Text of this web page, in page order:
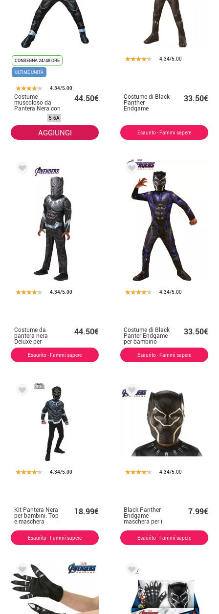
CONSEGNA 24/48 ORE
ULTIME UNITÀ
4.34/5.00
Costume
muscoloso da
Pantera Nera con
maschera deluxe
44.50€
5-6A
AGGIUNGI
4.34/5.00
Costume di Black
Panther
Endgame
classico per
33.50€
Esaurito - Fammi sapere
4.34/5.00
Costume da
pantera nera
Deluxe per
bambini e
ragazzi
44.50€
Esaurito - Fammi sapere
4.34/5.00
Costume di Black
Panter Endgame
per bambino
33.50€
Esaurito - Fammi sapere
4.34/5.00
Kit Pantera Nera
per bambini: Top
e maschera
18.99€
Esaurito - Fammi sapere
4.34/5.00
Black Panther
Endgame
maschera per i
7.99€
Esaurito - Fammi sapere